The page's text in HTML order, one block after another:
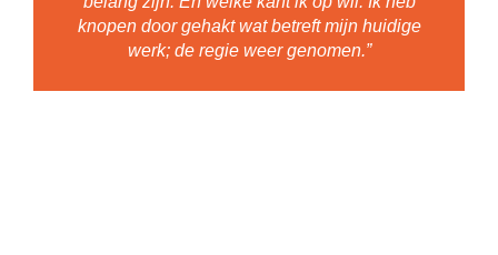
knopen door gehakt wat betreft mijn huidige
werk; de regie weer genomen.”